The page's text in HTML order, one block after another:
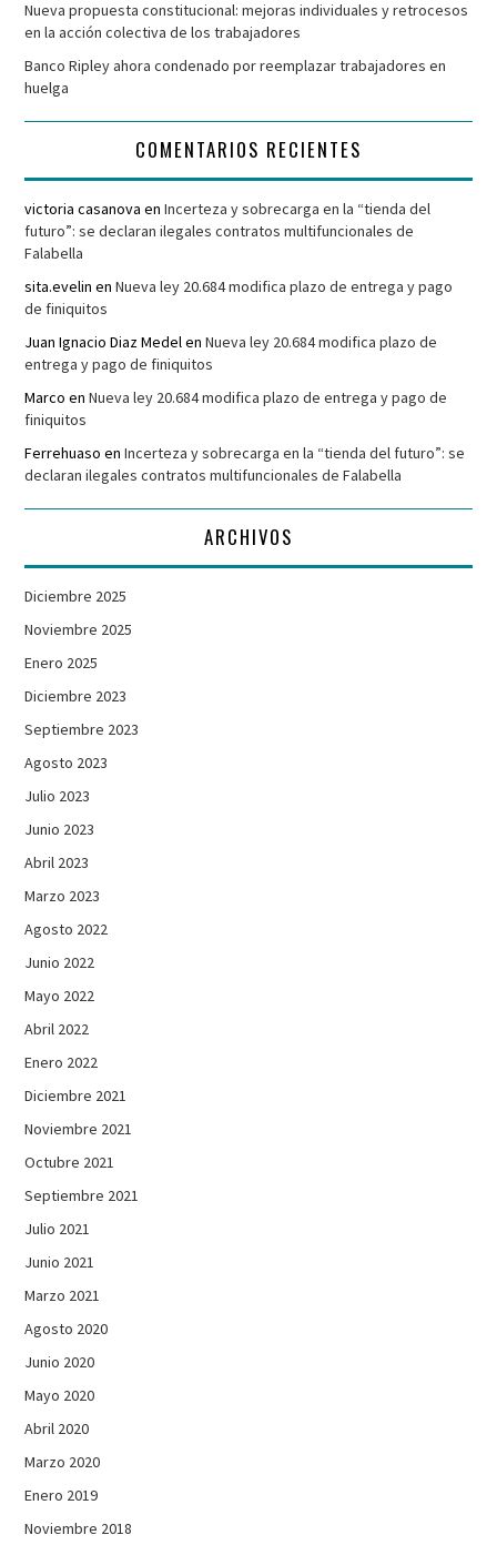
Nueva propuesta constitucional: mejoras individuales y retrocesos
en la acción colectiva de los trabajadores
Banco Ripley ahora condenado por reemplazar trabajadores en
huelga
COMENTARIOS RECIENTES
victoria casanova enIncerteza y sobrecarga en la “tienda del
futuro”: se declaran ilegales contratos multifuncionales de
Falabella
sita.evelin enNueva ley 20.684 modifica plazo de entrega y pago
de finiquitos
Juan Ignacio Diaz Medel enNueva ley 20.684 modifica plazo de
entrega y pago de finiquitos
Marco enNueva ley 20.684 modifica plazo de entrega y pago de
finiquitos
Ferrehuaso enIncerteza y sobrecarga en la “tienda del futuro”: se
declaran ilegales contratos multifuncionales de Falabella
ARCHIVOS
Diciembre 2025
Noviembre 2025
Enero 2025
Diciembre 2023
Septiembre 2023
Agosto 2023
Julio 2023
Junio 2023
Abril 2023
Marzo 2023
Agosto 2022
Junio 2022
Mayo 2022
Abril 2022
Enero 2022
Diciembre 2021
Noviembre 2021
Octubre 2021
Septiembre 2021
Julio 2021
Junio 2021
Marzo 2021
Agosto 2020
Junio 2020
Mayo 2020
Abril 2020
Marzo 2020
Enero 2019
Noviembre 2018